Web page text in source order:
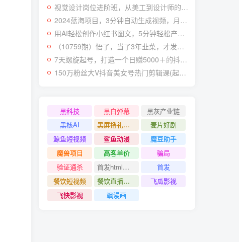
视觉设计岗位进阶班，从美工到设计师的蜕变（4节视频课程）
2024蓝海项目，3分钟自动生成视频，月入过万
用AI轻松创作小红书图文，5分钟轻松产出300条小红书爆款笔记！
（10759期）悟了，当了3年韭菜，才发现网赚圈年赚100万的核心是卖项目，含泪分享！
7天螺旋起号，打造一个日赚5000＋的抖音壁纸号（价值688）
150万粉丝大V抖音美女号热门剪辑课(起号 过原创 素材来源 无人直播 变现)
黑科技 黑白弹幕
黑灰产业链
黑核AI
黑屏撸礼物撸门票
麦片好剧
鲸鱼短视频
鲨鱼动漫
魔豆助手
魔兽项目
高客单价
骗局
验证通杀
首发html小霸王游戏网站搭建项目
首发
餐饮短视频
餐饮直播引流
飞瓜影视
飞快影视
飒漫画